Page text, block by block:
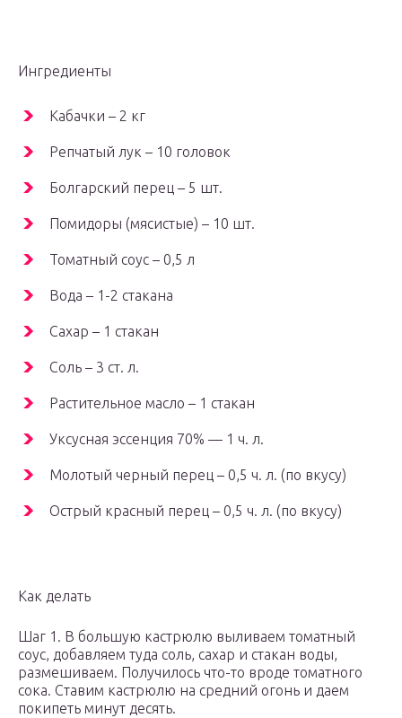
Ингредиенты
Кабачки – 2 кг
Репчатый лук – 10 головок
Болгарский перец – 5 шт.
Помидоры (мясистые) – 10 шт.
Томатный соус – 0,5 л
Вода – 1-2 стакана
Сахар – 1 стакан
Соль – 3 ст. л.
Растительное масло – 1 стакан
Уксусная эссенция 70% — 1 ч. л.
Молотый черный перец – 0,5 ч. л. (по вкусу)
Острый красный перец – 0,5 ч. л. (по вкусу)
Как делать
Шаг 1. В большую кастрюлю выливаем томатный
соус, добавляем туда соль, сахар и стакан воды,
размешиваем. Получилось что-то вроде томатного
сока. Ставим кастрюлю на средний огонь и даем
покипеть минут десять.